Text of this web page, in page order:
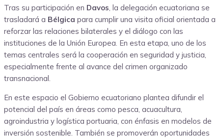
Tras su participación en Davos, la delegación ecuatoriana se
trasladará a Bélgica para cumplir una visita oficial orientada a
reforzar las relaciones bilaterales y el diálogo con las
instituciones de la Unión Europea. En esta etapa, uno de los
temas centrales será la cooperación en seguridad y justicia,
especialmente frente al avance del crimen organizado
transnacional.
En este espacio el Gobierno ecuatoriano plantea difundir el
potencial del país en áreas como pesca, acuacultura,
agroindustria y logística portuaria, con énfasis en modelos de
inversión sostenible. También se promoverán oportunidades